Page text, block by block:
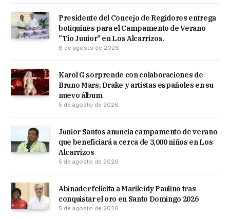
Presidente del Concejo de Regidores entrega
botiquines para el Campamento de Verano
"Tío Junior" en Los Alcarrizos.
6 de agosto de 2026
Karol G sorprende con colaboraciones de
Bruno Mars, Drake y artistas españoles en su
nuevo álbum
5 de agosto de 2026
Junior Santos anuncia campamento de verano
que beneficiará a cerca de 3,000 niños en Los
Alcarrizos
5 de agosto de 2026
Abinader felicita a Marileidy Paulino tras
conquistar el oro en Santo Domingo 2026
5 de agosto de 2026